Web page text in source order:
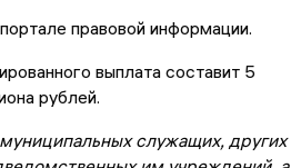
правовой информации.
выплата составит 5
рублей.
служащих, других